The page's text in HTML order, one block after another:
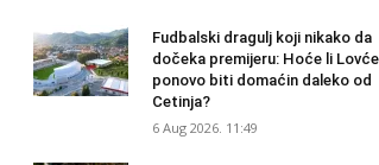
Fudbalski dragulj koji nikako da
dočeka premijeru: Hoće li
ponovo biti domaćin daleko od
Cetinja?
6 Aug 2026. 11:49